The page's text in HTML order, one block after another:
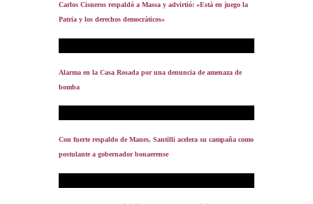
Carlos Cisneros respaldó a Massa y advirtió: «Está en juego la
Patria y los derechos democráticos»
Alarma en la Casa Rosada por una denuncia de amenaza de
bomba
Con fuerte respaldo de Manes, Santilli acelera su campaña como
postulante a gobernador bonaerense